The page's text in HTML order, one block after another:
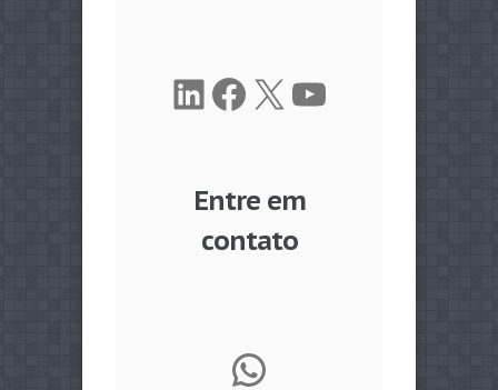
LinkedIn
Facebook
X Youtube
Entre em
contato
WhatsApp